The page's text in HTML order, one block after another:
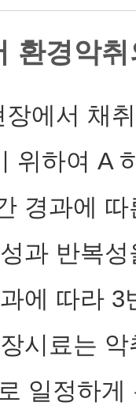
환경악
에서 채
위하여 A
경과에
과 반복
에 따라
시료는
일정하